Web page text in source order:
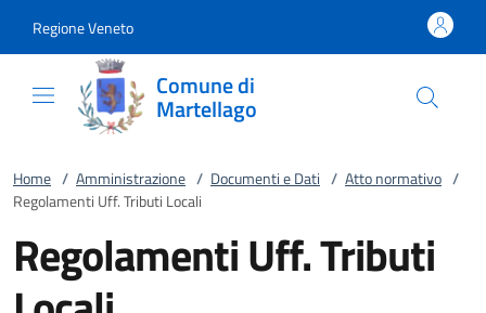
Regione Veneto
Comune di
Martellago
Home / Amministrazione / Documenti e Dati / Atto normativo /
Regolamenti Uff. Tributi Locali
Regolamenti Uff. Tributi